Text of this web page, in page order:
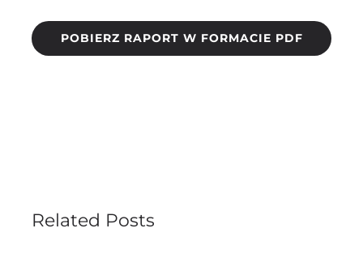
POBIERZ RAPORT W FORMACIE PDF
Related Posts